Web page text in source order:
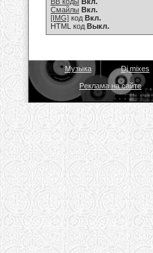
Смайлы Вкл.
[IMG] код Вкл.
HTML код Выкл.
Музыка Dj mixes
Реклама на сайте